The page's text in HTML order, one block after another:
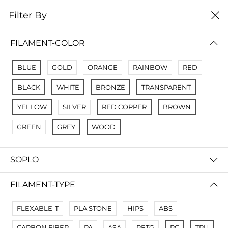
0
No Results
Not Found Filters1
Not Found Filters2
Filter By
FILAMENT-COLOR
BLUE GOLD ORANGE RAINBOW RED
BLACK WHITE BRONZE TRANSPARENT
YELLOW SILVER RED COPPER BROWN
GREEN GREY WOOD
SOPLO
FILAMENT-TYPE
FLEXABLE-T PLA STONE HIPS ABS